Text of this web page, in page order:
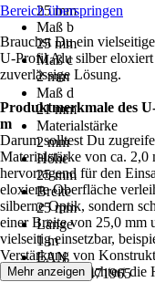
25 mm
Maß b
25 mm
Maß c
2 mm
Maß d
21 mm
Materialstärke
2 mm
Höhe
25 mm
Breite
25 mm
Länge
1 m
EAN
4004338471965
Bereich überspringen
Brauchst Du ein
U-Profil Alu silber
zuverlässige Lösung.
Produktmerkmale des
m
Darum solltest Du
Materialstärke von ca. 2,0
hervorragend für den
eloxierte Oberfläche
silberne Optik, sondern
einer Breite von 25,0 mm
vielseitig einsetzbar,
Verstärkung von
Aluminium erleichtert die
Mehr anzeigen